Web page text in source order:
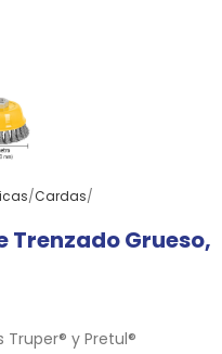
Cardas
Trenzado Grueso,
y Pretul®